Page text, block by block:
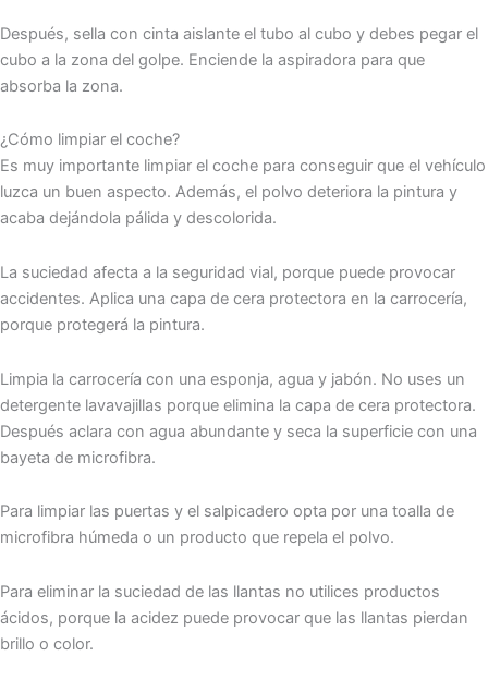
Después, sella con cinta aislante el tubo al cubo y debes pegar el
cubo a la zona del golpe. Enciende la aspiradora para que
absorba la zona.
¿Cómo limpiar el coche?
Es muy importante limpiar el coche para conseguir que el vehículo
luzca un buen aspecto. Además, el polvo deteriora la pintura y
acaba dejándola pálida y descolorida.
La suciedad afecta a la seguridad vial, porque puede provocar
accidentes. Aplica una capa de cera protectora en la carrocería,
porque protegerá la pintura.
Limpia la carrocería con una esponja, agua y jabón. No uses un
detergente lavavajillas porque elimina la capa de cera protectora.
Después aclara con agua abundante y seca la superficie con una
bayeta de microfibra.
Para limpiar las puertas y el salpicadero opta por una toalla de
microfibra húmeda o un producto que repela el polvo.
Para eliminar la suciedad de las llantas no utilices productos
ácidos, porque la acidez puede provocar que las llantas pierdan
brillo o color.